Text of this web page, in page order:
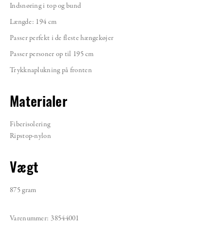
Indsnøring i top og bund
Længde: 194 cm
Passer perfekt i de fleste hængekøjer
Passer personer op til 195 cm
Trykknaplukning på fronten
Materialer
Fiberisolering
Ripstop-nylon
Vægt
875 gram
Varenummer: 38544001